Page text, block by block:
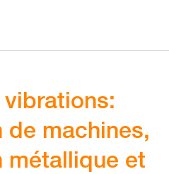
machines,
métallique et